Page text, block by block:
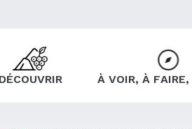
DÉCOUVRIR À VOIR, À FAIRE,